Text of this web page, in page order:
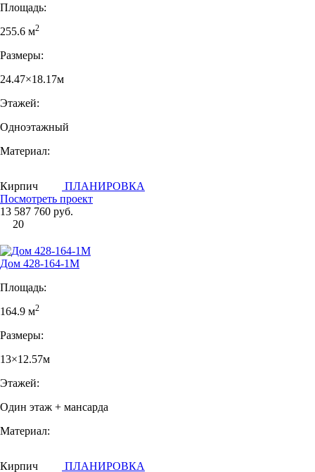
Площадь:
255.6 м2
Размеры:
24.47×18.17м
Этажей:
Одноэтажный
Материал:
Кирпич
ПЛАНИРОВКА
Посмотреть проект
13 587 760 руб.
20
Дом 428-164-1М
Площадь:
164.9 м2
Размеры:
13×12.57м
Этажей:
Один этаж + мансарда
Материал:
Кирпич ПЛАНИРОВКА